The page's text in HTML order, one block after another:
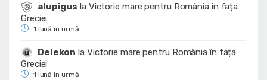
alupigus la Victorie mare pentru România în fața
Greciei
1 lună în urmă
Delekon la Victorie mare pentru România în fața
Greciei
1 lună în urmă